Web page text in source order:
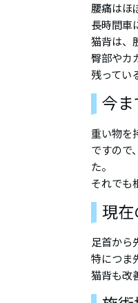
腰痛はほ
長時間車
猫背は、
臀部やカ
残ってい
今ま
重い物を
ですので
た。
それでも
現在
足首から
特につま
猫背も改